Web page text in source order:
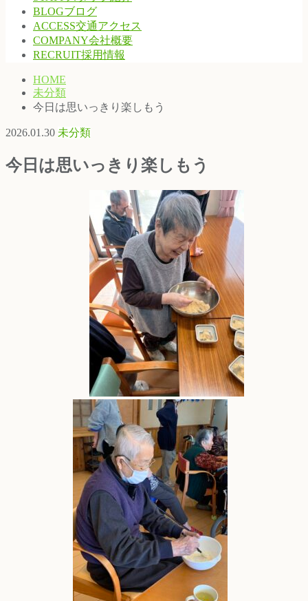
BLOGブログ
ACCESS交通アクセス
COMPANY会社概要
RECRUIT採用情報
HOME
未分類
今日は思いっきり楽しもう
2026.01.30 未分類
今日は思いっきり楽しもう